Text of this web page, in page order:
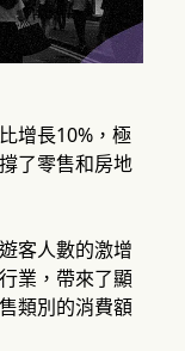
增長10%，極
了零售和房地
客人數的激增
業，帶來了顯
類別的消費額